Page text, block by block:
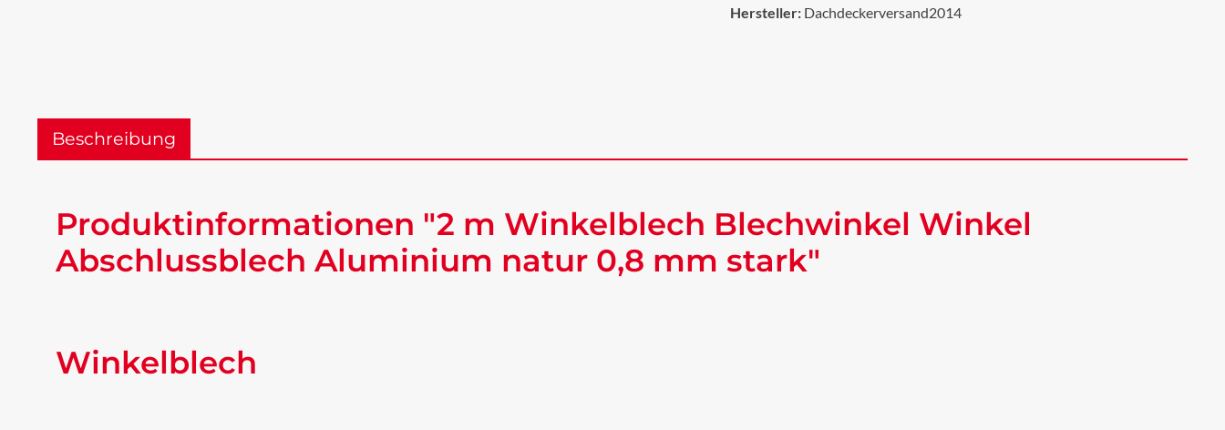
Hersteller: Dachdeckerversand2014
Beschreibung
Produktinformationen "2 m Winkelblech Blechwinkel Winkel
Abschlussblech Aluminium natur 0,8 mm stark"
Winkelblech